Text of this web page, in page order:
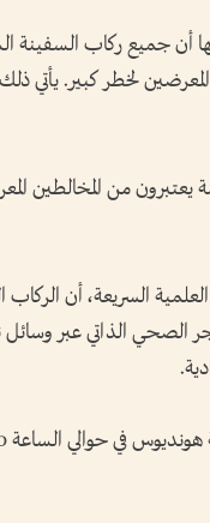
​منها أن جميع ركاب
لخطر كبير. يأتي
من المخالطين
السريعة، أن الركاب
الصحي الذاتي عبر